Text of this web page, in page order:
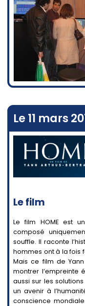
Le 11 mars
Le film
Le film HOME est
composé
souffle. Il raconte
hommes ont à la fois
Mais ce film de
montrer l’empreinte
aussi sur les
un avenir à
conscience